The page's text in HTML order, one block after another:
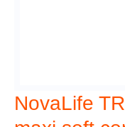
NovaLife